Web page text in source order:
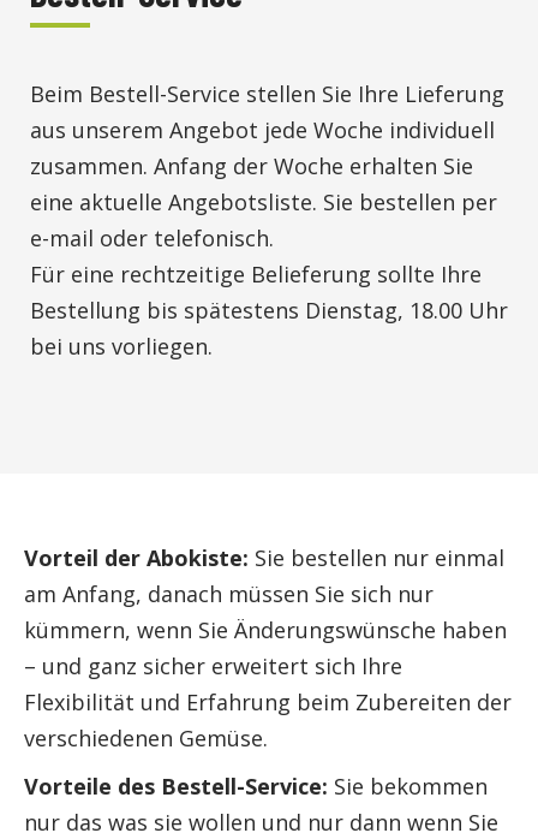
Beim Bestell-Service stellen Sie Ihre Lieferung
aus unserem Angebot jede Woche individuell
zusammen. Anfang der Woche erhalten Sie
eine aktuelle Angebotsliste. Sie bestellen per
e-mail oder telefonisch.
Für eine rechtzeitige Belieferung sollte Ihre
Bestellung bis spätestens Dienstag, 18.00 Uhr
bei uns vorliegen.
Vorteil der Abokiste: Sie bestellen nur einmal
am Anfang, danach müssen Sie sich nur
kümmern, wenn Sie Änderungswünsche haben
– und ganz sicher erweitert sich Ihre
Flexibilität und Erfahrung beim Zubereiten der
verschiedenen Gemüse.
Vorteile des Bestell-Service: Sie bekommen
nur das was sie wollen und nur dann wenn Sie